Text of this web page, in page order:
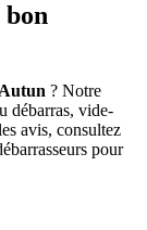
bon
Autun ? Notre
débarras, vide-
avis, consultez
pour